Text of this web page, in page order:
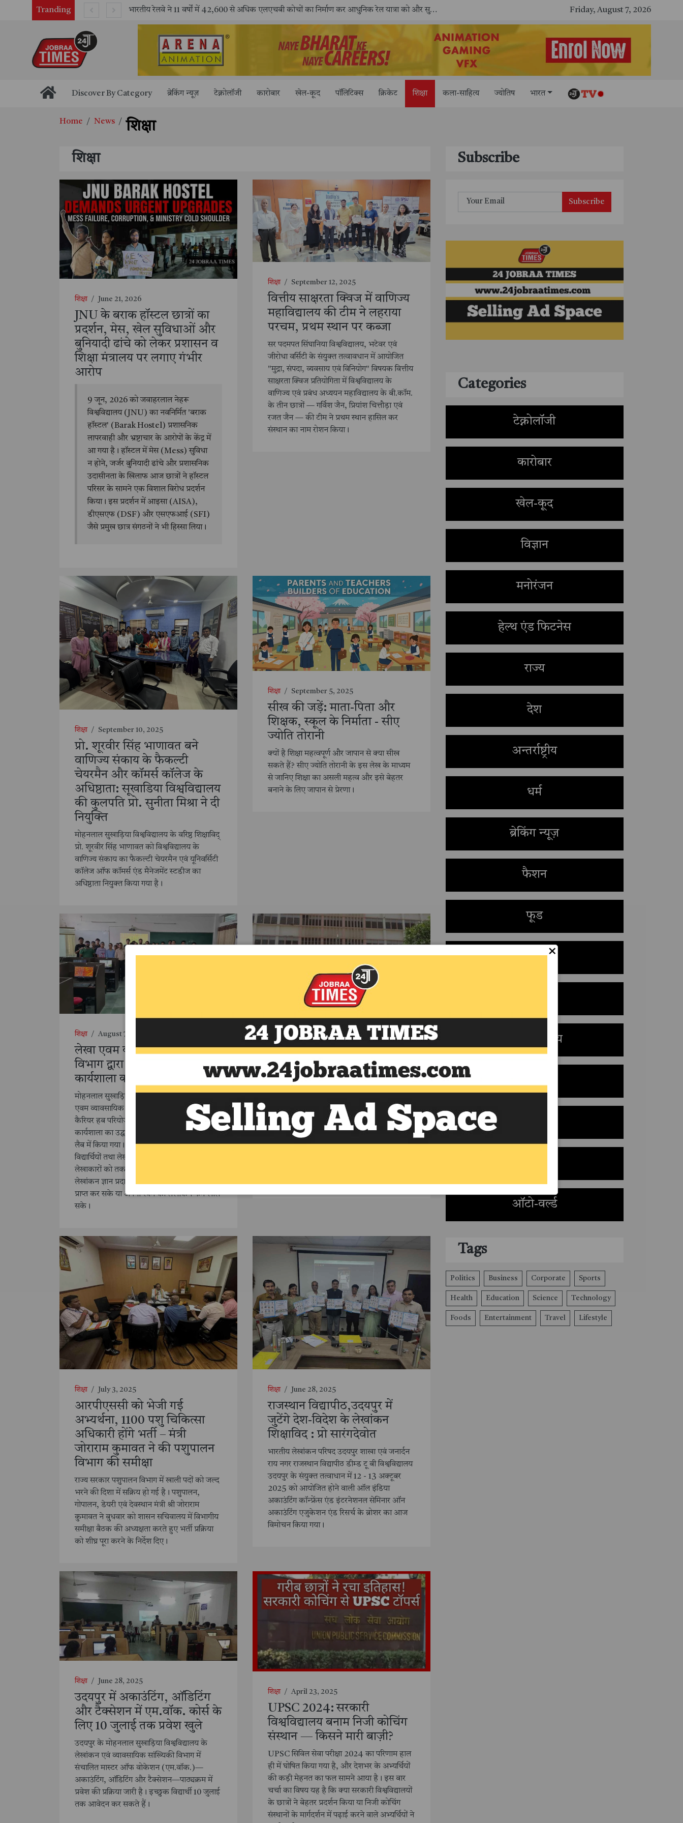
Tranding भारतीय रेलवे ने 11 वर्षों में 42,600 से अधिक एलएचबी कोचों का निर्माण कर आधुनिक रेल यात्रा को और सुरक्षित बनाया Friday, August 7, 2026
Discover By Category ब्रेकिंग न्यूज़ टेक्नोलॉजी कारोबार खेल-कूद पॉलिटिक्स क्रिकेट शिक्षा कला-साहित्य ज्योतिष भारत
Home News शिक्षा
शिक्षा
शिक्षा / June 21, 2026
JNU के बराक हॉस्टल छात्रों का
प्रदर्शन, मेस, खेल सुविधाओं और
बुनियादी ढांचे को लेकर प्रशासन व
शिक्षा मंत्रालय पर लगाए गंभीर
आरोप
9 जून, 2026 को जवाहरलाल नेहरू
विश्वविद्यालय (JNU) का नवनिर्मित 'बराक
हॉस्टल' (Barak Hostel) प्रशासनिक
लापरवाही और भ्रष्टाचार के आरोपों के केंद्र में
आ गया है। हॉस्टल में मेस (Mess) सुविधा
न होने, जर्जर बुनियादी ढांचे और प्रशासनिक
उदासीनता के खिलाफ आज छात्रों ने हॉस्टल
परिसर के सामने एक विशाल विरोध प्रदर्शन
किया। इस प्रदर्शन में आइसा (AISA),
डीएसएफ (DSF) और एसएफआई (SFI)
जैसे प्रमुख छात्र संगठनों ने भी हिस्सा लिया।
शिक्षा / September 12, 2025
वित्तीय साक्षरता क्विज में वाणिज्य
महाविद्यालय की टीम ने लहराया
परचम, प्रथम स्थान पर कब्जा
सर पदमपत सिंघानिया विश्वविद्यालय, भटेवर एवं
जीरोधा वर्सिटी के संयुक्त तत्वावधान में आयोजित
"मुद्रा, संपदा, व्यवसाय एवं विनियोग" विषयक वित्तीय
साक्षरता क्विज प्रतियोगिता में विश्वविद्यालय के
वाणिज्य एवं प्रबंध अध्ययन महाविद्यालय के बी.कॉम.
के तीन छात्रों — गर्विश जैन, प्रियांश चित्तौड़ा एवं
रजत जैन — की टीम ने प्रथम स्थान हासिल कर
संस्थान का नाम रोशन किया।
शिक्षा / September 10, 2025
प्रो. शूरवीर सिंह भाणावत बने
वाणिज्य संकाय के फैकल्टी
चेयरमैन और कॉमर्स कॉलेज के
अधिष्ठाता: सूखाडिया विश्वविद्यालय
की कुलपति प्रो. सुनीता मिश्रा ने दी
नियुक्ति
मोहनलाल सुखाड़िया विश्वविद्यालय के वरिष्ठ शिक्षाविद्
प्रो. शूरवीर सिंह भाणावत को विश्वविद्यालय के
वाणिज्य संकाय का फैकल्टी चेयरमैन एवं यूनिवर्सिटी
कॉलेज ऑफ कॉमर्स एंड मैनेजमेंट स्टडीज का
अधिष्ठाता नियुक्त किया गया है।
शिक्षा / September 5, 2025
सीख की जड़ें: माता-पिता और
शिक्षक, स्कूल के निर्माता - सीए
ज्योति तोरानी
क्यों है शिक्षा महत्वपूर्ण और जापान से क्या सीख
सकते हैं? सीए ज्योति तोरानी के इस लेख के माध्यम
से जानिए शिक्षा का असली महत्व और इसे बेहतर
बनाने के लिए जापान से प्रेरणा।
शिक्षा / August 7, 2025
लेखा एवम व्यावसायिक सांख्यिकी
विभाग द्वारा लेखांकन स्किल पर
कार्यशाला का उद्घाटन
मोहनलाल सुखाड़िया विश्वविद्यालय, उदयपुर के लेखा
एवम व्यावसायिक संखियकी विभाग द्वारा रूसा 2.0
कैरियर हब परियोजना के अंतर्गत तीन दिवसीय टैली
कार्यशाला का उद्घाटन सत्र का आयोजन लेखांकन
लैब में किया गया। इस कार्यशाला का उद्देश्य
विद्यार्थियों तथा लेखांकन के क्षेत्र में काम कर रहे
लेखाकारों को तकनीकी दक्षता के साथ व्यावहारिक
लेखांकन ज्ञान प्रदान करना है ताकि या तो रोजगार
प्राप्त कर सके या अपना स्वम की लेखांकन फर्म खोल
सके।
मोहनलाल सुखाड़िया विश्वविद्यालय
में एम.एफ.सी. व
पी.जी.डी.आई.टी. में 25 जुलाई
तक प्रवेश – लेखांकन, वित्त और
टैक्स के क्षेत्र में करियर और
रोजगार के व्यापक अवसर
मोहनलाल सुखाड़िया विश्वविद्यालय के लेखांकन एवं
व्यावसायिक सांख्यिकी विभाग के तहत संचालित दो
प्रमुख पाठ्यक्रम—मास्टर ऑफ फाइनेंस एंड कंट्रोल
शिक्षा / July 3, 2025
आरपीएससी को भेजी गई
अभ्यर्थना, 1100 पशु चिकित्सा
अधिकारी होंगे भर्ती – मंत्री
जोराराम कुमावत ने की पशुपालन
विभाग की समीक्षा
राज्य सरकार पशुपालन विभाग में खाली पदों को जल्द
भरने की दिशा में सक्रिय हो गई है। पशुपालन,
गोपालन, डेयरी एवं देवस्थान मंत्री श्री जोराराम
कुमावत ने बुधवार को शासन सचिवालय में विभागीय
समीक्षा बैठक की अध्यक्षता करते हुए भर्ती प्रक्रिया
को शीघ्र पूरा करने के निर्देश दिए।
शिक्षा / June 28, 2025
राजस्थान विद्यापीठ,उदयपुर में
जुटेंगे देश-विदेश के लेखांकन
शिक्षाविद : प्रो सारंगदेवोत
भारतीय लेखांकन परिषद उदयपुर शाखा एवं जनार्दन
राय नगर राजस्थान विद्यापीठ डीम्ड टू बी विश्वविद्यालय
उदयपुर के संयुक्त तत्वाधान में 12 - 13 अक्टूबर
2025 को आयोजित होने वाली ऑल इंडिया
अकाउंटिंग कॉन्फ्रेंस एंड इंटरनेशनल सेमिनार ऑन
अकाउंटिंग एजुकेशन एंड रिसर्च के ब्रोशर का आज
विमोचन किया गया।
शिक्षा / June 28, 2025
उदयपुर में अकाउंटिंग, ऑडिटिंग
और टैक्सेशन में एम.वॉक. कोर्स के
लिए 10 जुलाई तक प्रवेश खुले
उदयपुर के मोहनलाल सुखाड़िया विश्वविद्यालय के
लेखांकन एवं व्यावसायिक सांख्यिकी विभाग में
संचालित मास्टर ऑफ वोकेशन (एम.वॉक.)—
अकाउंटिंग, ऑडिटिंग और टैक्सेशन—पाठ्यक्रम में
प्रवेश की प्रक्रिया जारी है। इच्छुक विद्यार्थी 10 जुलाई
तक आवेदन कर सकते हैं।
शिक्षा / April 23, 2025
UPSC 2024: सरकारी
विश्वविद्यालय बनाम निजी कोचिंग
संस्थान — किसने मारी बाज़ी?
UPSC सिविल सेवा परीक्षा 2024 का परिणाम हाल
ही में घोषित किया गया है, और देशभर के अभ्यर्थियों
की कड़ी मेहनत का फल सामने आया है। इस बार
चर्चा का विषय यह है कि क्या सरकारी विश्वविद्यालयों
के छात्रों ने बेहतर प्रदर्शन किया या निजी कोचिंग
संस्थानों के मार्गदर्शन में पढ़ाई करने वाले अभ्यर्थियों ने
Subscribe
Subscribe
Categories
टेक्नोलॉजी
कारोबार
खेल-कूद
विज्ञान
मनोरंजन
हेल्थ एंड फिटनेस
राज्य
देश
अन्तर्राष्ट्रीय
धर्म
ब्रेकिंग न्यूज़
फैशन
फूड
क्रिकेट
कला-साहित्य
ऑटो-वर्ल्ड
Tags
Politics Business Corporate Sports
Health Education Science Technology
Foods Entertainment Travel Lifestyle
×